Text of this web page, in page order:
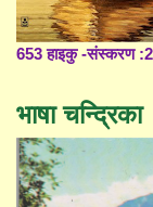
653 हाइकु -संस्करण
भाषा चन्द्रिका